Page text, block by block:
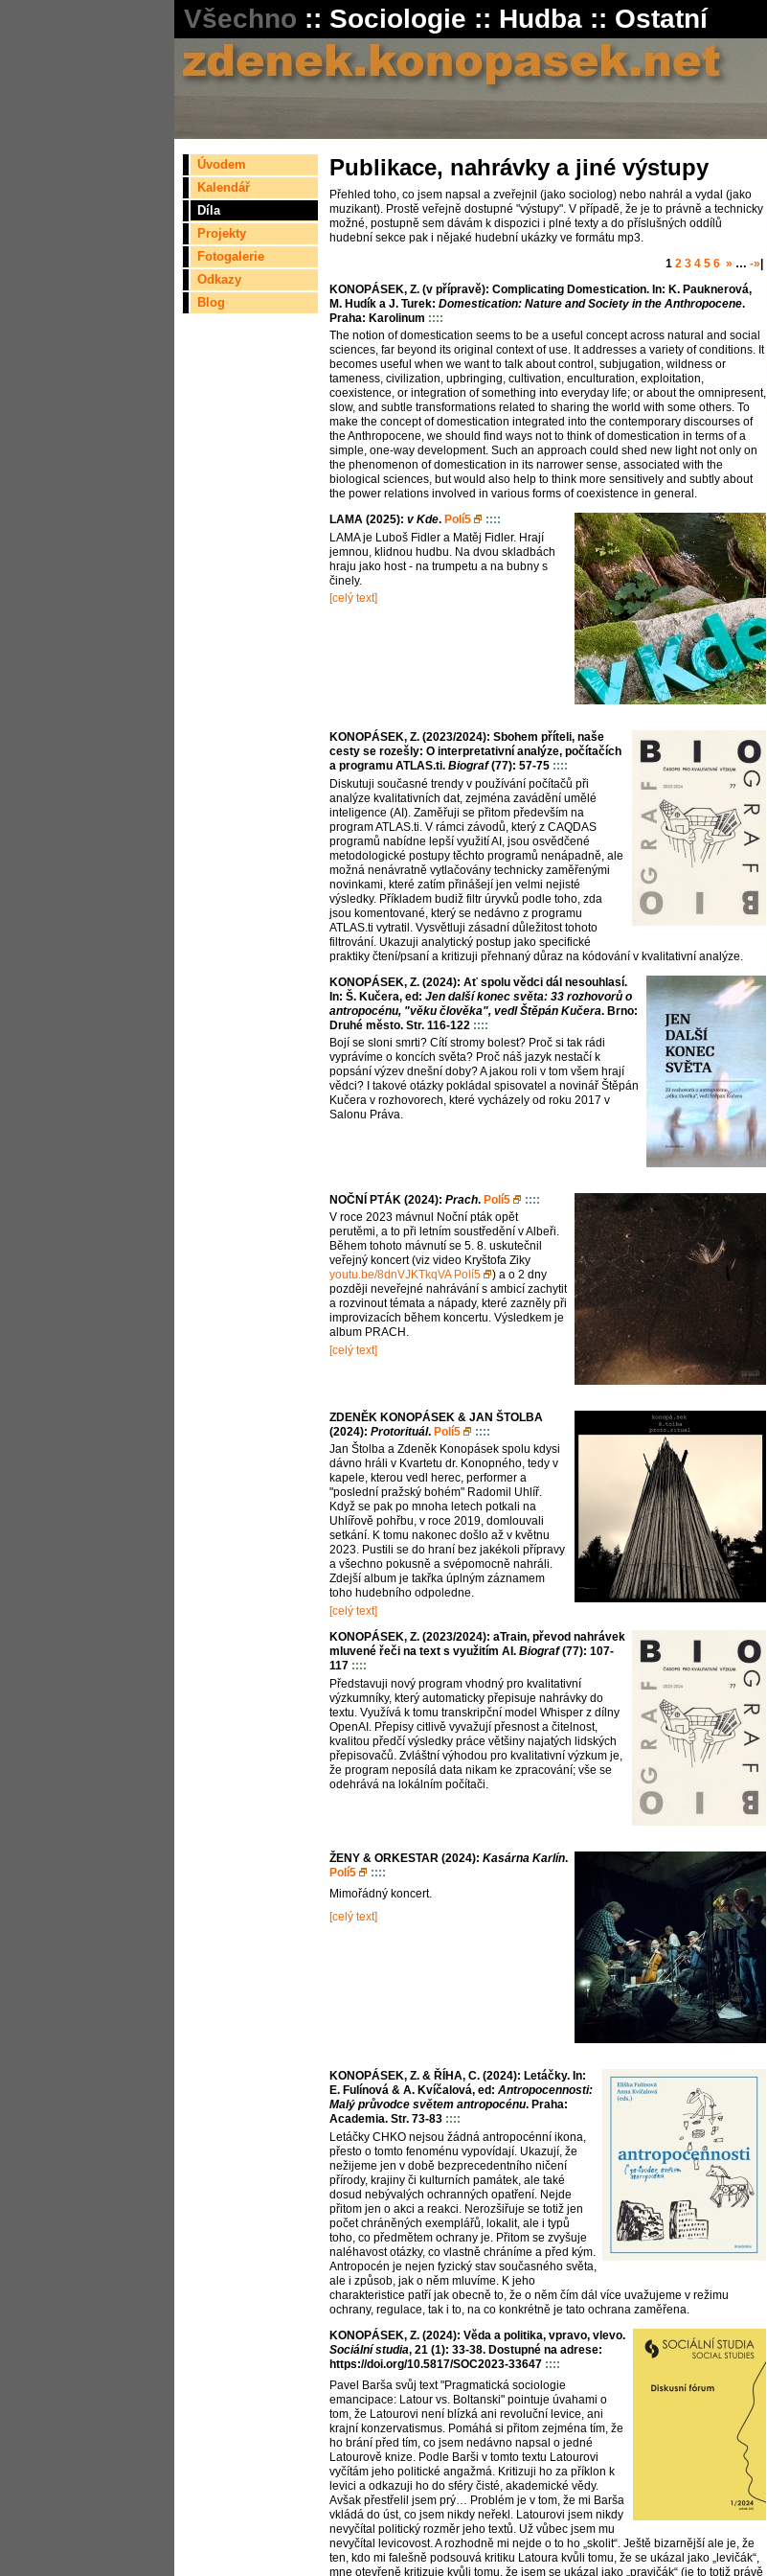
Všechno :: Sociologie :: Hudba :: Ostatní
Úvodem
Kalendář
Díla
Projekty
Fotogalerie
Odkazy
Blog
Publikace, nahrávky a jiné výstupy
Přehled toho, co jsem napsal a zveřejnil (jako sociolog) nebo nahrál a vydal (jako
muzikant). Prostě veřejně dostupné "výstupy". V případě, že je to právně a technicky
možné, postupně sem dávám k dispozici i plné texty a do příslušných oddílů
hudební sekce pak i nějaké hudební ukázky ve formátu mp3.
1 2 3 4 5 6 » … -»|
KONOPÁSEK, Z. (v přípravě): Complicating Domestication. In: K. Pauknerová,
M. Hudík a J. Turek: Domestication: Nature and Society in the Anthropocene.
Praha: Karolinum ::::
The notion of domestication seems to be a useful concept across natural and social
sciences, far beyond its original context of use. It addresses a variety of conditions. It
becomes useful when we want to talk about control, subjugation, wildness or
tameness, civilization, upbringing, cultivation, enculturation, exploitation,
coexistence, or integration of something into everyday life; or about the omnipresent,
slow, and subtle transformations related to sharing the world with some others. To
make the concept of domestication integrated into the contemporary discourses of
the Anthropocene, we should find ways not to think of domestication in terms of a
simple, one-way development. Such an approach could shed new light not only on
the phenomenon of domestication in its narrower sense, associated with the
biological sciences, but would also help to think more sensitively and subtly about
the power relations involved in various forms of coexistence in general.
LAMA (2025): v Kde. Polí5
::::
LAMA je Luboš Fidler a Matěj Fidler. Hrají
jemnou, klidnou hudbu. Na dvou skladbách
hraju jako host - na trumpetu a na bubny s
činely.
[celý text]
KONOPÁSEK, Z. (2023/2024): Sbohem příteli, naše
cesty se rozešly: O interpretativní analýze, počítačích
a programu ATLAS.ti. Biograf(77): 57-75 ::::
Diskutuji současné trendy v používání počítačů při
analýze kvalitativních dat, zejména zavádění umělé
inteligence (AI). Zaměřuji se přitom především na
program ATLAS.ti. V rámci závodů, který z CAQDAS
programů nabídne lepší využití AI, jsou osvědčené
metodologické postupy těchto programů nenápadně, ale
možná nenávratně vytlačovány technicky zaměřenými
novinkami, které zatím přinášejí jen velmi nejisté
výsledky. Příkladem budiž filtr úryvků podle toho, zda
jsou komentované, který se nedávno z programu
ATLAS.ti vytratil. Vysvětluji zásadní důležitost tohoto
filtrování. Ukazuji analytický postup jako specifické
praktiky čtení/psaní a kritizuji přehnaný důraz na kódování v kvalitativní analýze.
KONOPÁSEK, Z. (2024): Ať spolu vědci dál nesouhlasí.
In: Š. Kučera, ed: Jen další konec světa: 33 rozhovorů o
antropocénu, "věku člověka", vedl Štěpán Kučera. Brno:
Druhé město. Str. 116-122 ::::
Bojí se sloni smrti? Cítí stromy bolest? Proč si tak rádi
vyprávíme o koncích světa? Proč náš jazyk nestačí k
popsání výzev dnešní doby? A jakou roli v tom všem hrají
vědci? I takové otázky pokládal spisovatel a novinář Štěpán
Kučera v rozhovorech, které vycházely od roku 2017 v
Salonu Práva.
NOČNÍ PTÁK (2024): Prach. Polí5
::::
V roce 2023 mávnul Noční pták opět
perutěmi, a to při letním soustředění v Albeři.
Během tohoto mávnutí se 5. 8. uskutečnil
veřejný koncert (viz video Kryštofa Ziky
youtu.be/8dnVJKTkqVA Polí5
) a o 2 dny
později neveřejné nahrávání s ambicí zachytit
a rozvinout témata a nápady, které zazněly při
improvizacích během koncertu. Výsledkem je
album PRACH.
[celý text]
ZDENĚK KONOPÁSEK & JAN ŠTOLBA
(2024): Protorituál. Polí5
::::
Jan Štolba a Zdeněk Konopásek spolu kdysi
dávno hráli v Kvartetu dr. Konopného, tedy v
kapele, kterou vedl herec, performer a
"poslední pražský bohém" Radomil Uhlíř.
Když se pak po mnoha letech potkali na
Uhlířově pohřbu, v roce 2019, domlouvali
setkání. K tomu nakonec došlo až v květnu
2023. Pustili se do hraní bez jakékoli přípravy
a všechno pokusně a svépomocně nahráli.
Zdejší album je takřka úplným záznamem
toho hudebního odpoledne.
[celý text]
KONOPÁSEK, Z. (2023/2024): aTrain, převod nahrávek
mluvené řeči na text s využitím AI. Biograf(77): 107-
117 ::::
Představuji nový program vhodný pro kvalitativní
výzkumníky, který automaticky přepisuje nahrávky do
textu. Využívá k tomu transkripční model Whisper z dílny
OpenAI. Přepisy citlivě vyvažují přesnost a čitelnost,
kvalitou předčí výsledky práce většiny najatých lidských
přepisovačů. Zvláštní výhodou pro kvalitativní výzkum je,
že program neposílá data nikam ke zpracování; vše se
odehrává na lokálním počítači.
ŽENY & ORKESTAR (2024): Kas​á​rna Karl​í​n.
Polí5
::::
Mimořádný koncert.
[celý text]
KONOPÁSEK, Z. & ŘÍHA, C. (2024): Letáčky. In:
E. Fulínová & A. Kvíčalová, ed: Antropocennosti:
Malý průvodce světem antropocénu. Praha:
Academia. Str. 73-83 ::::
Letáčky CHKO nejsou žádná antropocénní ikona,
přesto o tomto fenoménu vypovídají. Ukazují, že
nežijeme jen v době bezprecedentního ničení
přírody, krajiny či kulturních památek, ale také
dosud nebývalých ochranných opatření. Nejde
přitom jen o akci a reakci. Nerozšiřuje se totiž jen
počet chráněných exemplářů, lokalit, ale i typů
toho, co předmětem ochrany je. Přitom se zvyšuje
naléhavost otázky, co vlastně chráníme a před kým.
Antropocén je nejen fyzický stav současného světa,
ale i způsob, jak o něm mluvíme. K jeho
charakteristice patří jak obecně to, že o něm čím dál více uvažujeme v režimu
ochrany, regulace, tak i to, na co konkrétně je tato ochrana zaměřena.
KONOPÁSEK, Z. (2024): Věda a politika, vpravo, vlevo.
Sociální studia, 21 (1): 33-38. Dostupné na adrese:
https://doi.org/10.5817/SOC2023-33647 ::::
Pavel Barša svůj text "Pragmatická sociologie
emancipace: Latour vs. Boltanski" pointuje úvahami o
tom, že Latourovi není blízká ani revoluční levice, ani
krajní konzervatismus. Pomáhá si přitom zejména tím, že
ho brání před tím, co jsem nedávno napsal o jedné
Latourově knize. Podle Barši v tomto textu Latourovi
vyčítám jeho politické angažmá. Kritizuji ho za příklon k
levici a odkazuji ho do sféry čisté, akademické vědy.
Avšak přestřelil jsem prý… Problém je v tom, že mi Barša
vkládá do úst, co jsem nikdy neřekl. Latourovi jsem nikdy
nevyčítal politický rozměr jeho textů. Už vůbec jsem mu
nevyčítal levicovost. A rozhodně mi nejde o to ho „skolit“. Ještě bizarnější ale je, že
ten, kdo mi falešně podsouvá kritiku Latoura kvůli tomu, že se ukázal jako „levičák“,
mne otevřeně kritizuje kvůli tomu, že jsem se ukázal jako „pravičák“ (je to totiž právě